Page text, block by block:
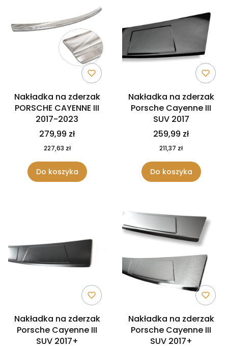
Nakładka na zderzak
PORSCHE CAYENNE III
2017-2023
279,99 zł
227,63 zł
Do koszyka
Nakładka na zderzak
Porsche Cayenne III
SUV 2017
259,99 zł
211,37 zł
Do koszyka
Nakładka na zderzak
Porsche Cayenne III
SUV 2017+
Nakładka na zderzak
Porsche Cayenne III
SUV 2017+